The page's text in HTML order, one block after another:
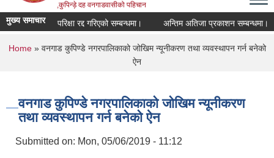
,कुपिन्ड़े दह वनगाडवासीको पहिचान
मुख्य समाचारपरिक्षा रद्द गरिएको सम्बन्धमा। अन्तिम अतिजा प्रकाशन सम्बन्धमा।
You are here
Home» वनगाड कुपिण्डे नगरपालिकाको जोखिम न्यूनीकरण तथा व्यवस्थापन गर्न बनेको
ऐन
वनगाड कुपिण्डे नगरपालिकाको जोखिम न्यूनीकरण
तथा व्यवस्थापन गर्न बनेको ऐन
Submitted on: Mon, 05/06/2019 - 11:12